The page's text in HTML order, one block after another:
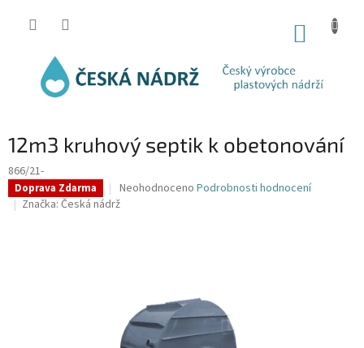
12m3 kruhový septik k obetonování
866/21-
Doprava Zdarma
Průměrné
hodnocení
Neohodnoceno Podrobnosti hodnocení
Značka: Česká nádrž